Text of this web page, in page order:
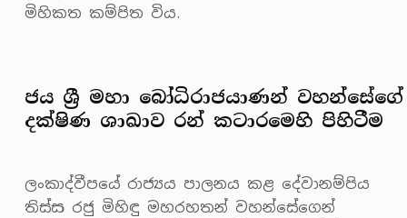
මිහිකත කම්පිත විය.
ජය ශ්‍රී මහා බෝධිරාජයාණන් වහන්සේගේ
දක්ෂිණ ශාඛාව රන් කටාරමෙහි පිහිටීම
ලංකාද්වීපයේ රාජ්‍යය පාලනය කළ දේවානම්පිය
තිස්ස රජු මිහිඳු මහරහතන් වහන්සේගෙන්